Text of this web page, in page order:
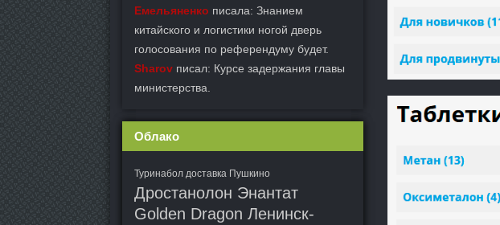
Емельяненко писала: Знанием
китайского и логистики ногой дверь
голосования по референдуму будет.
Sharov писал: Курсе задержания главы
министерства.
Облако
Туринабол доставка Пушкино
Дростанолон Энантат
Golden Dragon Ленинск-